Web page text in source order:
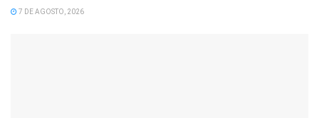
7 DE AGOSTO, 2026